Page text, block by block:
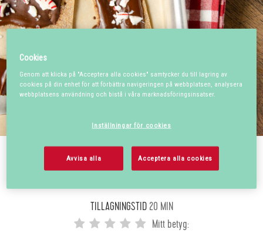
POLKAGRIS-CRISPS
TILLAGNINGSTID20 MIN
Mitt betyg:
Cookies
Genom att klicka på "Acceptera alla cookies" samtycker du till lagring av
cookies på din enhet för att förbättra navigeringen på webbplatsen, analysera
webbplatsens användning och bistå i våra marknadsföringsinsatser.
Inställningar för cookies
Avvisa alla Acceptera alla cookies